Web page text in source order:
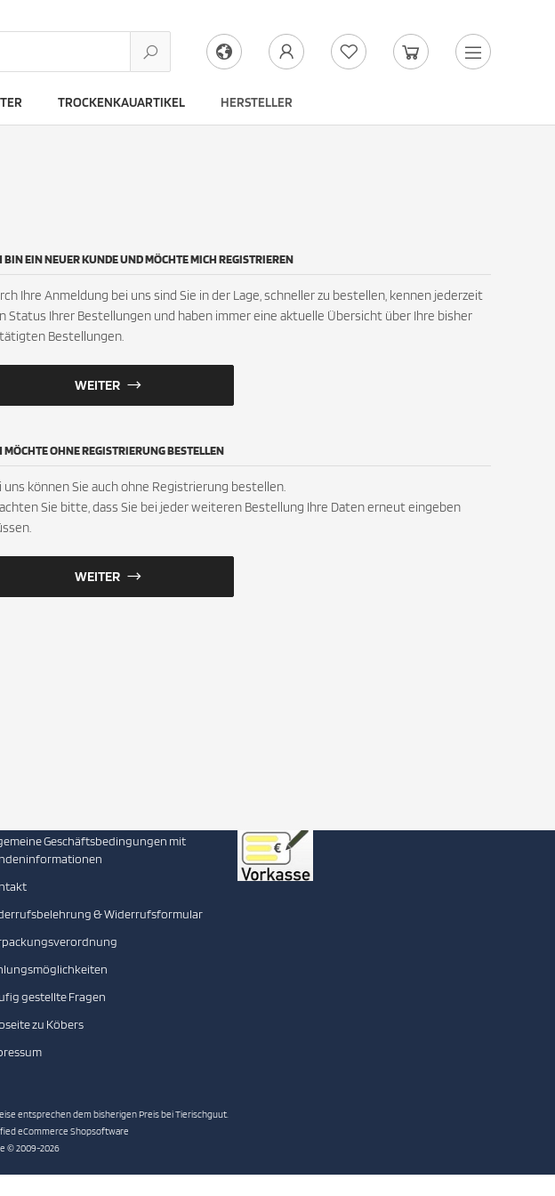
TROCKENKAUARTIKEL HERSTELLER
BIN EIN NEUER KUNDE UND MÖCHTE MICH REGISTRIEREN
Ihre Anmeldung bei uns sind Sie in der Lage, schneller zu bestellen, kennen jederzeit
Status Ihrer Bestellungen und haben immer eine aktuelle Übersicht über Ihre bisher
Bestellungen.
WEITER
MÖCHTE OHNE REGISTRIERUNG BESTELLEN
uns können Sie auch ohne Registrierung bestellen.
Sie bitte, dass Sie bei jeder weiteren Bestellung Ihre Daten erneut eingeben
WEITER
Geschäftsbedingungen mit
& Widerrufsformular
gestellte Fragen
zu Köbers
entsprechen dem bisherigen Preis bei Tierischguut.
eCommerce Shopsoftware
© 2009-2026